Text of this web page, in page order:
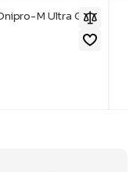
M Ultra Grip